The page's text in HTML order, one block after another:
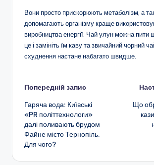
Вони просто прискорюють метаболізм, а
допомагають організму краще
виробництва енергії. Чай улун можна пити
це і замініть їм каву та звичайний чорний
схуднення настане набагато швидше.
Навігація
по
запису
Попередній запис
Гаряча вода: Київські
«PR політтехнологи»
далі поливають брудом
Файне місто Тернопіль.
Для чого?
Що